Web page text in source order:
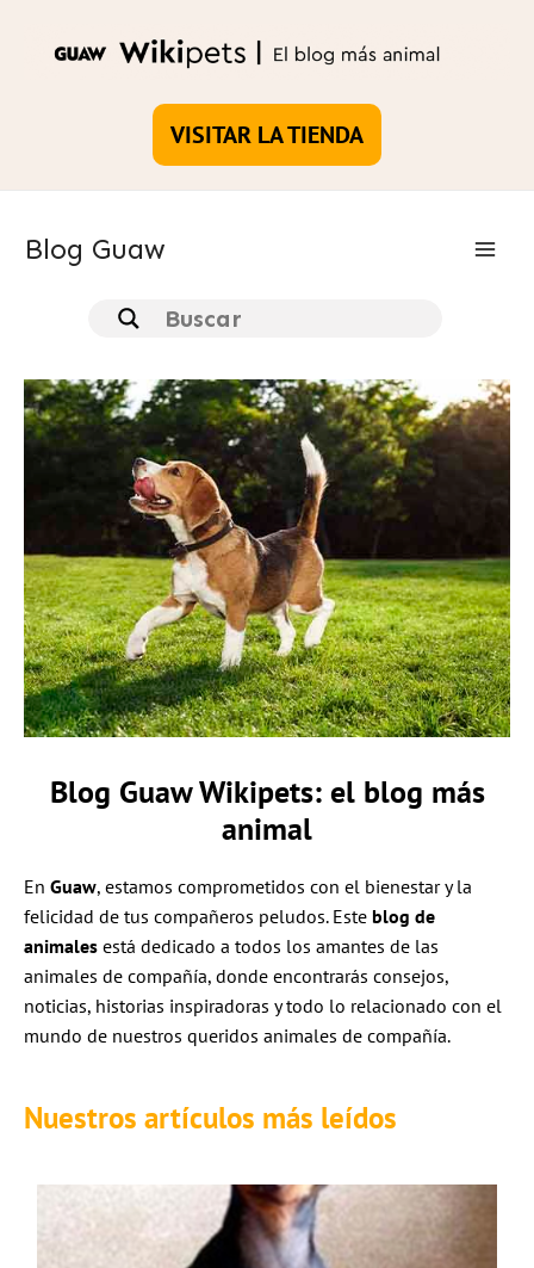
VISITAR LA TIENDA
Blog Guaw
Blog Guaw Wikipets: el blog más
animal
En Guaw, estamos comprometidos con el bienestar y la
felicidad de tus compañeros peludos. Este blog de
animales está dedicado a todos los amantes de las
animales de compañía, donde encontrarás consejos,
noticias, historias inspiradoras y todo lo relacionado con el
mundo de nuestros queridos animales de compañía.
Nuestros artículos más leídos